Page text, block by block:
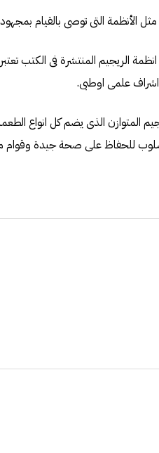
الأنظمة التى توصى بالقيام
الريجيم المنتشرة فى الكتب
اشراف علمى اوطبى.
المتوازن الذى يضم كل انواع
للحفاظ على صحة جيدة وقوام